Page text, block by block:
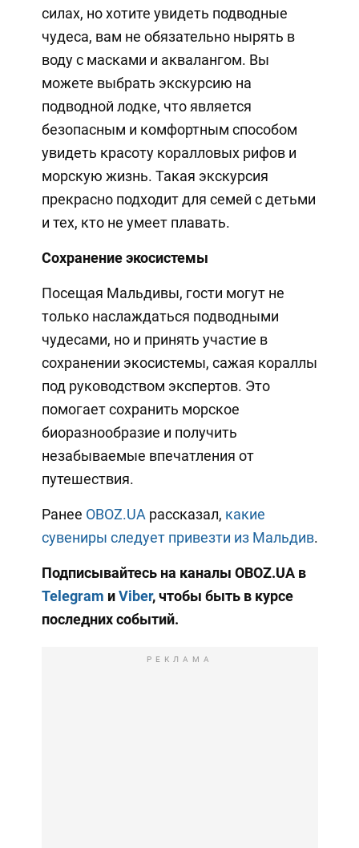
силах, но хотите увидеть подводные
чудеса, вам не обязательно нырять в
воду с масками и аквалангом. Вы
можете выбрать экскурсию на
подводной лодке, что является
безопасным и комфортным способом
увидеть красоту коралловых рифов и
морскую жизнь. Такая экскурсия
прекрасно подходит для семей с детьми
и тех, кто не умеет плавать.
Сохранение экосистемы
Посещая Мальдивы, гости могут не
только наслаждаться подводными
чудесами, но и принять участие в
сохранении экосистемы, сажая кораллы
под руководством экспертов. Это
помогает сохранить морское
биоразнообразие и получить
незабываемые впечатления от
путешествия.
Ранее OBOZ.UA рассказал, какие
сувениры следует привезти из Мальдив.
Подписывайтесь на каналы OBOZ.UA в
Telegram и Viber, чтобы быть в курсе
последних событий.
РЕКЛАМА